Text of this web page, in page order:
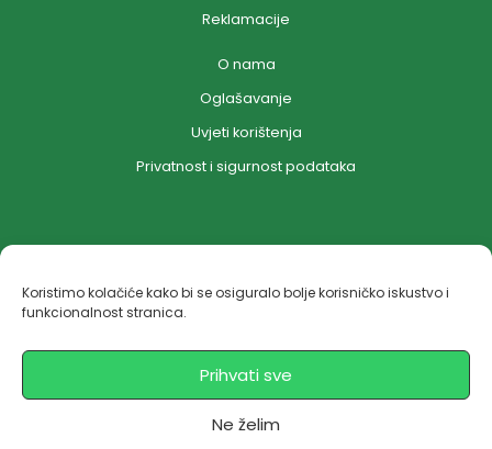
Koristimo kolačiće kako bi se osiguralo bolje korisničko iskustvo i
funkcionalnost stranica.
Prihvati sve
Ne želim
Reklamacije
O nama
Oglašavanje
Uvjeti korištenja
Privatnost i sigurnost podataka